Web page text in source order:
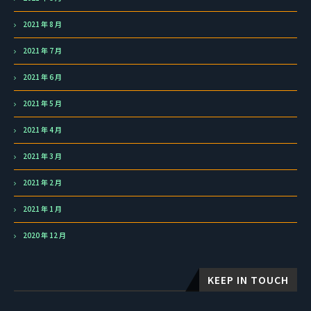
2021 年 8 月
2021 年 7 月
2021 年 6 月
2021 年 5 月
2021 年 4 月
2021 年 3 月
2021 年 2 月
2021 年 1 月
2020 年 12 月
KEEP IN TOUCH